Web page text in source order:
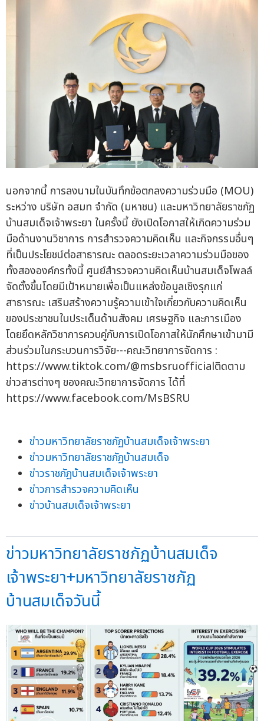
นอกจากนี้ การลงนามในบันทึกข้อตกลงความร่วมมือ (MOU)
ระหว่าง บริษัท อสมท จำกัด (มหาชน) และมหาวิทยาลัยราชภัฏ
บ้านสมเด็จเจ้าพระยา ในครั้งนี้ ยังเปิดโอกาสให้เกิดความร่วม
มือด้านงานวิชาการ การสำรวจความคิดเห็น และกิจกรรมอื่นๆ
ที่เป็นประโยชน์ต่อสาธารณะ ตลอดระยะเวลาความร่วมมือของ
ทั้งสององค์กรทั้งนี้ ศูนย์สำรวจความคิดเห็นบ้านสมเด็จโพลล์
จัดตั้งขึ้นโดยมีเป้าหมายเพื่อเป็นแหล่งข้อมูลเชิงรุกแก่
สาธารณะ เสริมสร้างความรู้ความเข้าใจเกี่ยวกับความคิดเห็น
ของประชาชนในประเด็นด้านสังคม เศรษฐกิจ และการเมือง
โดยยึดหลักวิชาการควบคู่กับการเปิดโอกาสให้นักศึกษาเข้ามามี
ส่วนร่วมในกระบวนการวิจัย---คณะวิทยาการจัดการ :
https://www.tiktok.com/@msbsruofficialติดตาม
ข่าวสารต่างๆ ของคณะวิทยาการจัดการ ได้ที่
https://www.facebook.com/MsBSRU
ข่าวมหาวิทยาลัยราชภัฏบ้านสมเด็จเจ้าพระยา
ข่าวมหาวิทยาลัยราชภัฏบ้านสมเด็จ
ข่าวราชภัฏบ้านสมเด็จเจ้าพระยา
ข่าวการสำรวจความคิดเห็น
ข่าวบ้านสมเด็จเจ้าพระยา
ข่าวมหาวิทยาลัยราชภัฏบ้านสมเด็จ
เจ้าพระยา+มหาวิทยาลัยราชภัฏ
บ้านสมเด็จวันนี้